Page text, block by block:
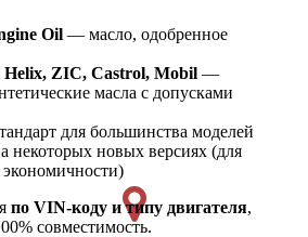
Oil — масло, одобренное
ZIC, Castrol, Mobil —
масла с допусками
для большинства моделей
некоторых новых версиях (для
по VIN-коду и типу двигателя,
совместимость.